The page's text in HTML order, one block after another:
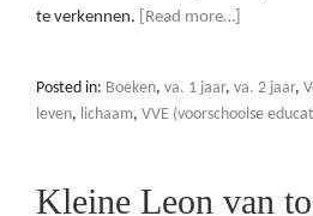
te verkennen.
[Read more…]
Posted in: Boeken, va. 1 jaar, va. 2 jaar,
leven, lichaam, VVE (voorschoolse
Kleine Leon van